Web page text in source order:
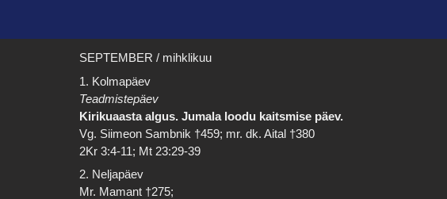
SEPTEMBER / mihklikuu
1. Kolmapäev
Teadmistepäev
Kirikuaasta algus. Jumala loodu kaitsmise päev.
Vg. Siimeon Sambnik †459; mr. dk. Aital †380
2Kr 3:4-11; Mt 23:29-39
2. Neljapäev
Mr. Mamant †275;